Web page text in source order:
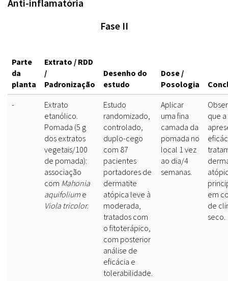
Anti-inflamatória
Fase II
Parte
da
planta
Extrato / RDD
/
Padronização
Desenho do
estudo
Dose /
Posologia
-
Extrato
etanólico.
Pomada (5 g
dos extratos
vegetais/100
de pomada):
associação
com Mahonia
aquifolium e
Viola tricolor.
Estudo
randomizado,
controlado,
duplo-cego
com 87
pacientes
portadores de
dermatite
atópica leve à
moderada,
tratados com
o fitoterápico,
com posterior
análise de
eficácia e
tolerabilidade.
Aplicar
uma fina
camada da
pomada no
local 1 vez
ao dia/4
semanas.
que
em
de
seco.